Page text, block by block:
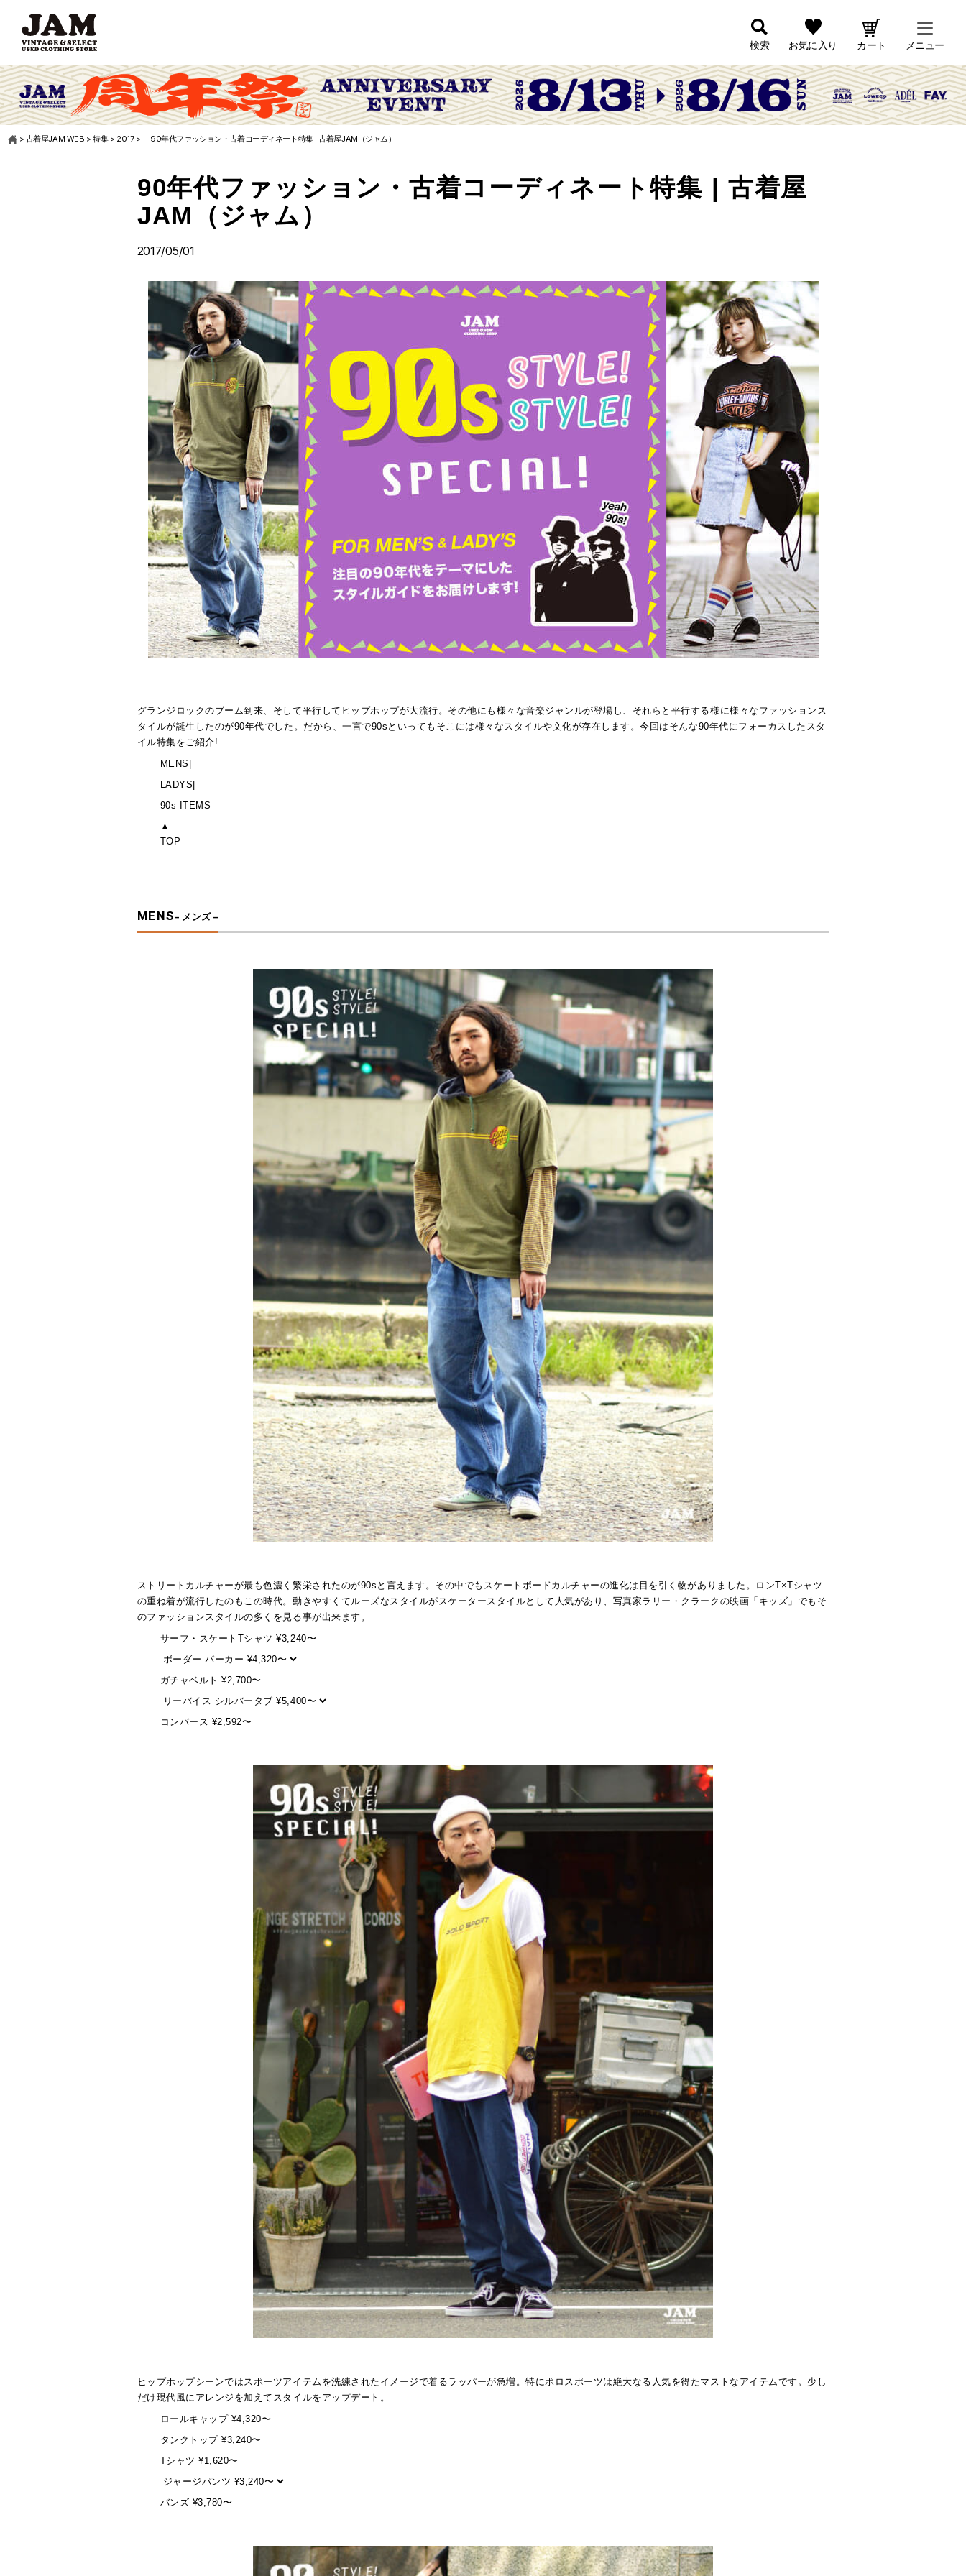
検索 お気に入り カート メニュー
> 古着屋JAM WEB >特集> 2017> 90年代ファッション・古着コーディネート特集 | 古着屋JAM（ジャム）
90年代ファッション・古着コーディネート特集 | 古着屋
JAM（ジャム）
2017/05/01
グランジロックのブーム到来、そして平行してヒップホップが大流行。その他にも様々な音楽ジャンルが登場し、それらと平行する様に様々なファッションス
タイルが誕生したのが90年代でした。だから、一言で90sといってもそこには様々なスタイルや文化が存在します。今回はそんな90年代にフォーカスしたスタ
イル特集をご紹介!
MENS
LADYS
90s ITEMS
▲
TOP
MENS– メンズ –
ストリートカルチャーが最も色濃く繁栄されたのが90sと言えます。その中でもスケートボードカルチャーの進化は目を引く物がありました。ロンT×Tシャツ
の重ね着が流行したのもこの時代。動きやすくてルーズなスタイルがスケータースタイルとして人気があり、写真家ラリー・クラークの映画「キッズ」でもそ
のファッションスタイルの多くを見る事が出来ます。
サーフ・スケートTシャツ ¥3,240〜
ガチャベルト ¥2,700〜
コンバース ¥2,592〜
ヒップホップシーンではスポーツアイテムを洗練されたイメージで着るラッパーが急増。特にポロスポーツは絶大なる人気を得たマストなアイテムです。少し
だけ現代風にアレンジを加えてスタイルをアップデート。
ロールキャップ ¥4,320〜
タンクトップ ¥3,240〜
Tシャツ ¥1,620〜
バンズ ¥3,780〜